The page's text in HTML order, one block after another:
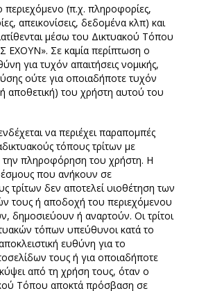
(π.χ. πληροφορίες,
απεικονίσεις, δεδομένα κλπ) και
μέσω του Δικτυακού Τόπου
Σε καμία περίπτωση ο
για τυχόν απαιτήσεις νομικής,
ούτε για οποιαδήποτε τυχόν
ή αποθετική) του χρήστη αυτού του
να περιέχει παραπομπές
τόπους τρίτων με
την πληροφόρηση του χρήστη. Η
που ανήκουν σε
τρίτων δεν αποτελεί υιοθέτηση των
τους ή αποδοχή του περιεχόμενου
δημοσιεύουν ή αναρτούν. Οι τρίτοι
τόπων υπεύθυνοι κατά το
ευθύνη για το
τους ή για οποιαδήποτε
από τη χρήση τους, όταν ο
Τόπου αποκτά πρόσβαση σε